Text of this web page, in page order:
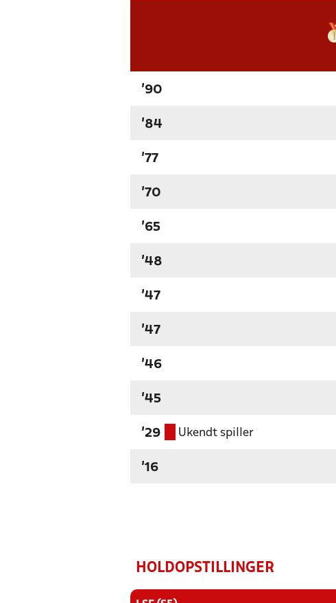
'90
'84
'77
'70
'65
'48
'47
'47
'46
'45
'29 Ukendt spiller
'16
HOLDOPSTILLINGER